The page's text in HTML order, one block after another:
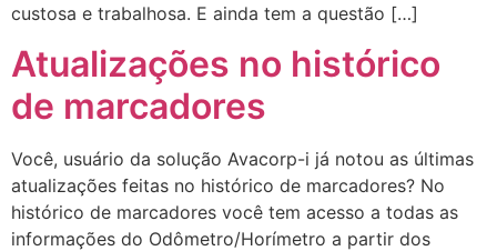
custosa e trabalhosa. E ainda tem a questão […]
Atualizações no histórico
de marcadores
Você, usuário da solução Avacorp-i já notou as últimas
atualizações feitas no histórico de marcadores? No
histórico de marcadores você tem acesso a todas as
informações do Odômetro/Horímetro a partir dos